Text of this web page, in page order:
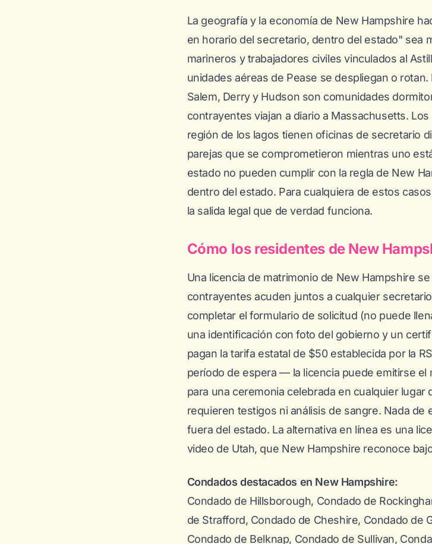
La geografía y la economía de New Hampshire
en horario del secretario, dentro del estado" sea
marineros y trabajadores civiles vinculados al
unidades aéreas de Pease se despliegan o
Salem, Derry y Hudson son comunidades
contrayentes viajan a diario a Massachusetts.
región de los lagos tienen oficinas de secretario
parejas que se comprometieron mientras uno
estado no pueden cumplir con la regla de New
dentro del estado. Para cualquiera de estos
la salida legal que de verdad funciona.
Cómo los residentes de New
Una licencia de matrimonio de New Hampshire
contrayentes acuden juntos a cualquier
completar el formulario de solicitud (no puede
una identificación con foto del gobierno y un
pagan la tarifa estatal de $50 establecida por la
período de espera — la licencia puede emitirse
para una ceremonia celebrada en cualquier
requieren testigos ni análisis de sangre. Nada
fuera del estado. La alternativa en línea es una
video de Utah, que New Hampshire reconoce
Condados destacados en New Hampshire:
Condado de Hillsborough, Condado de
de Strafford, Condado de Cheshire, Condado de
Condado de Belknap, Condado de Sullivan,